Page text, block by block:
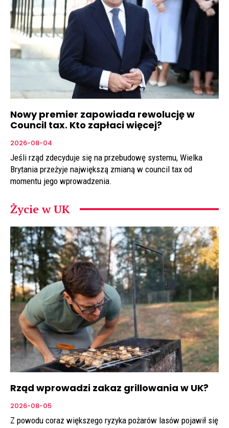
Nowy premier zapowiada rewolucję w
Council tax. Kto zapłaci więcej?
2026-08-04
Jeśli rząd zdecyduje się na przebudowę systemu, Wielka
Brytania przeżyje największą zmianą w council tax od
momentu jego wprowadzenia.
Życie w UK
Rząd wprowadzi zakaz grillowania w UK?
2026-08-05
Z powodu coraz większego ryzyka pożarów lasów pojawił się